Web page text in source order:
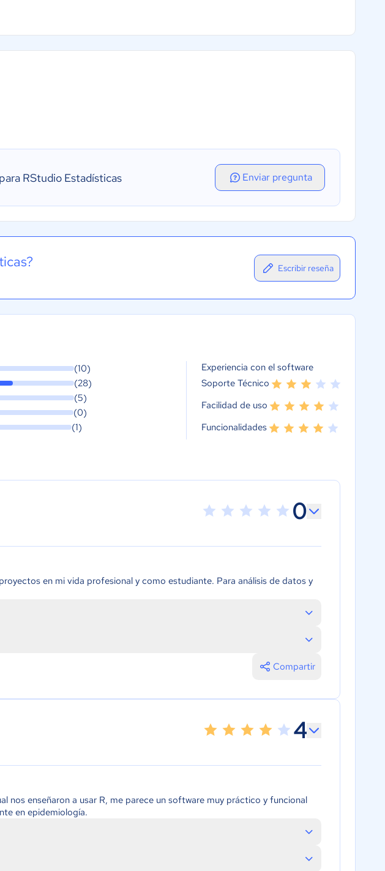
RStudio Estadísticas Enviar pregunta
Escribir reseña
(10)
(28)
(5)
(0)
(1)
Experiencia con el software
Soporte Técnico
Facilidad de uso
Funcionalidades
0
en mi vida profesional y como estudiante. Para análisis de datos y
Compartir
4
nos enseñaron a usar R, me parece un software muy práctico y funcional
en epidemiología.